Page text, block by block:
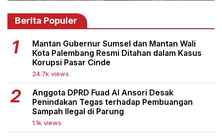
Berita Populer
Mantan Gubernur Sumsel dan Mantan Wali
Kota Palembang Resmi Ditahan dalam Kasus
Korupsi Pasar Cinde
24.7k views
Anggota DPRD Fuad Al Ansori Desak
Penindakan Tegas terhadap Pembuangan
Sampah Ilegal di Parung
1.1k views